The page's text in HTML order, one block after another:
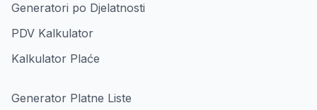
Generatori po Djelatnosti
PDV Kalkulator
Kalkulator Plaće
Generator Platne Liste